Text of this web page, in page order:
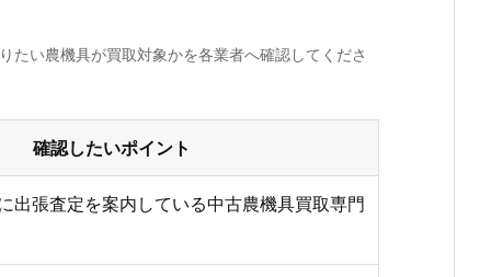
たい農機具が買取対象かを各業者へ確認してくださ
確認したいポイント
出張査定を案内している中古農機具買取専門